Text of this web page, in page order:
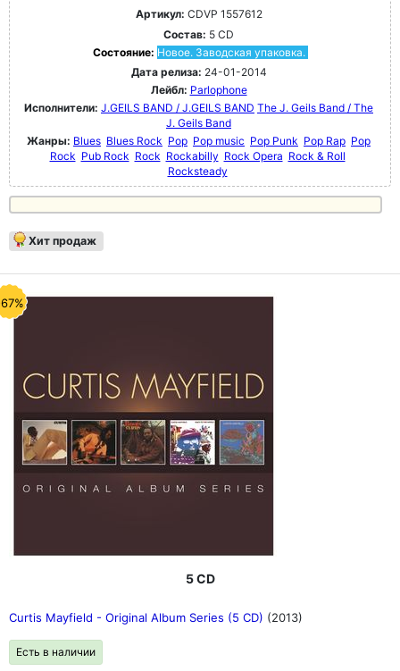
Артикул: CDVP 1557612
Состав: 5 CD
Состояние: Новое. Заводская упаковка.
Дата релиза: 24-01-2014
Лейбл: Parlophone
Исполнители: J.GEILS BAND / J.GEILS BAND The J. Geils Band / The
J. Geils Band
Жанры: Blues Blues Rock Pop Pop music Pop Punk Pop Rap Pop
Rock Pub Rock Rock Rockabilly Rock Opera Rock & Roll
Rocksteady
Хит продаж
5 CD
Curtis Mayfield - Original Album Series (5 CD) (2013)
Есть в наличии